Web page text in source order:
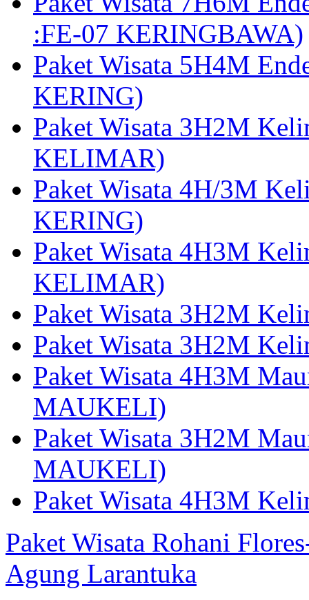
:FE-07 KERINGBAWA)
Paket Wisata 5H4M
KERING)
Paket Wisata 3H2M
KELIMAR)
Paket Wisata 4H/3M
KERING)
Paket Wisata 4H3M
KELIMAR)
Paket Wisata 3H2M
Paket Wisata 3H2M
Paket Wisata 4H3M
MAUKELI)
Paket Wisata 3H2M
MAUKELI)
Paket Wisata 4H3M
Paket Wisata Rohani
Agung Larantuka